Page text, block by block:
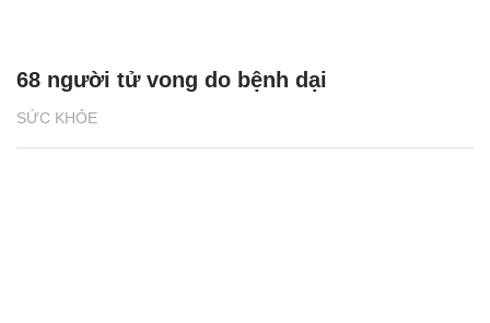
SỨC KHỎE
68 người tử vong do bệnh dại